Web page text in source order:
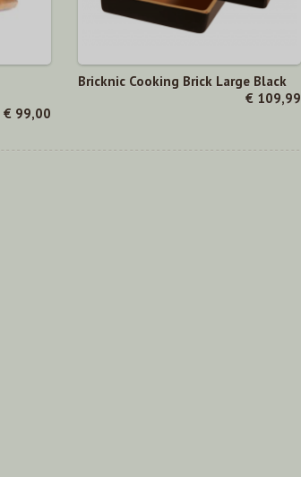
€ 99,00
Bricknic Cooking Brick Large Black
€ 109,99